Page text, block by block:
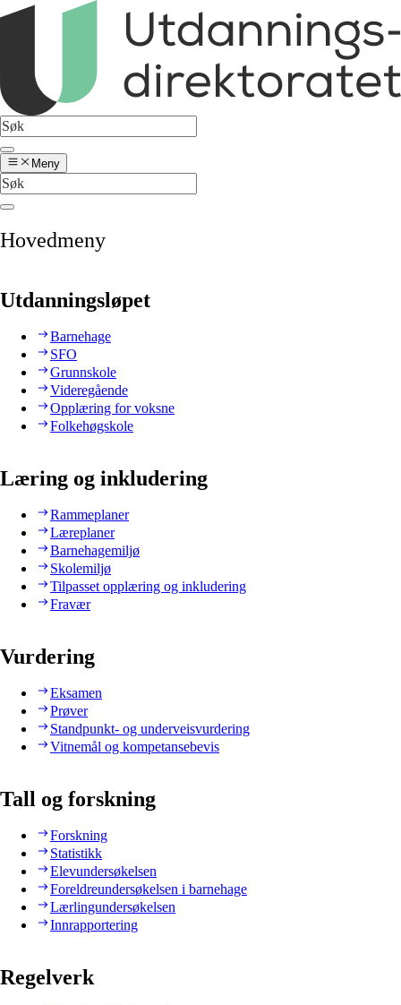
Meny
Hovedmeny
Utdanningsløpet
Barnehage
SFO
Grunnskole
Videregående
Opplæring for voksne
Folkehøgskole
Læring og inkludering
Rammeplaner
Læreplaner
Barnehagemiljø
Skolemiljø
Tilpasset opplæring og inkludering
Fravær
Vurdering
Eksamen
Prøver
Standpunkt- og underveisvurdering
Vitnemål og kompetansebevis
Tall og forskning
Forskning
Statistikk
Elevundersøkelsen
Foreldreundersøkelsen i barnehage
Lærlingundersøkelsen
Innrapportering
Regelverk